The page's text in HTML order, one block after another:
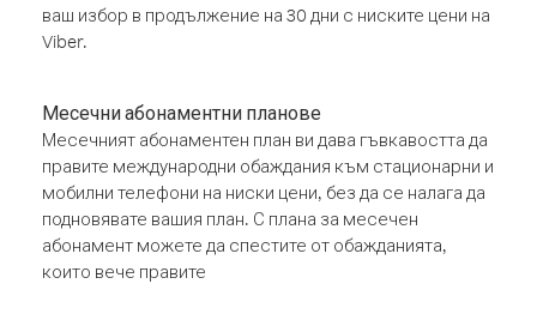
ваш избор в продължение на 30 дни с ниските цени на
Viber.
Месечни абонаментни планове
Месечният абонаментен план ви дава гъвкавостта да
правите международни обаждания към стационарни и
мобилни телефони на ниски цени, без да се налага да
подновявате вашия план. С плана за месечен
абонамент можете да спестите от обажданията,
които вече правите